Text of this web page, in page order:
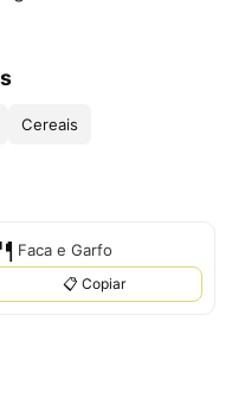
Cereais
Faca e Garfo
📋 Copiar